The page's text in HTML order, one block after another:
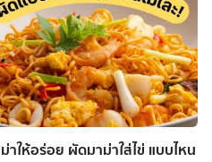
ให้อร่อย ผัดมาม่าใส่ไข่ แบบไหน